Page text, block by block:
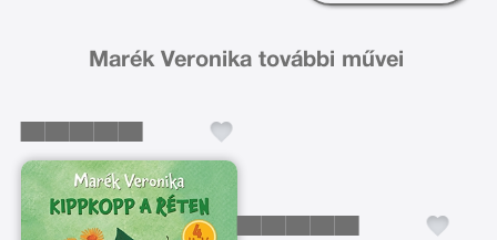
Marék Veronika további művei